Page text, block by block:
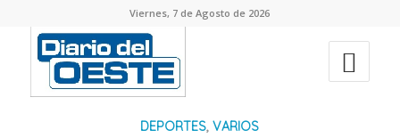
Viernes, 7 de Agosto de 2026
DEPORTES,VARIOS